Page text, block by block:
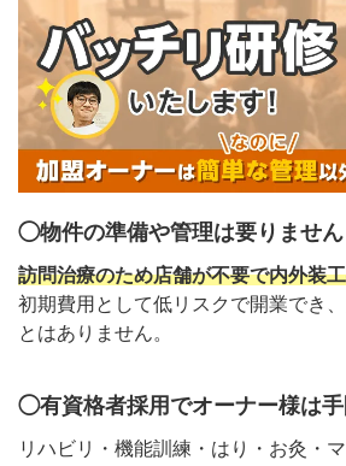
◯物件の準備や管理は要りません
訪問治療のため店舗が不要で内外装
初期費用として低リスクで開業でき
とはありません。
◯有資格者採用でオーナー様は手
リハビリ・機能訓練・はり・お灸・